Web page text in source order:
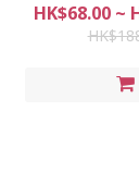
HK$68.00 ~